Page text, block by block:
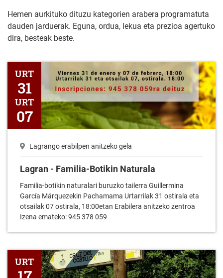
Hemen aurkituko dituzu kategorien arabera programatuta
dauden jarduerak. Eguna, ordua, lekua eta prezioa agertuko
dira, besteak beste.
URT
31
URT
07
Lagrango erabilpen anitzeko gela
Lagran - Familia-Botikin Naturala
Familia-botikin naturalari buruzko tailerra Guillermina
García Márquezekin Pachamama Urtarrilak 31 ostirala eta
otsailak 07 ostirala, 18:00etan Erabilera anitzeko zentroa
Izena emateko: 945 378 059
Lagran - Herreratik Peña de la Poblacion-erako pasabideak eta
URT